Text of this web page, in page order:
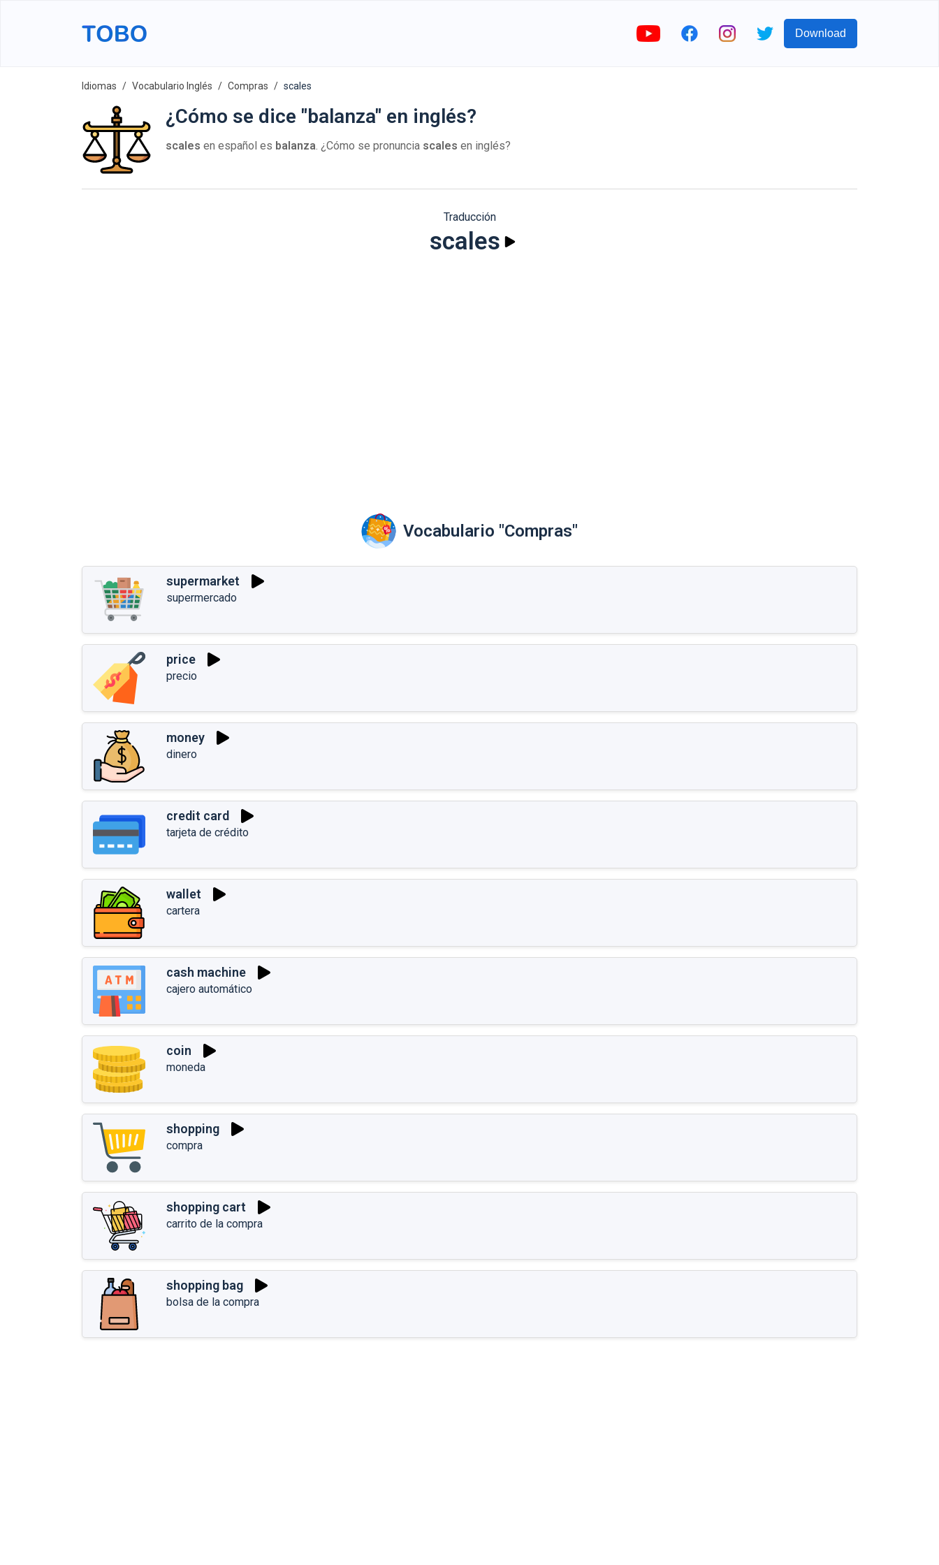
Download
Idiomas Vocabulario Inglés Compras scales
¿Cómo se dice "balanza" en inglés?
scales en español es balanza. ¿Cómo se pronuncia scales en inglés?
Traducción
scales
Vocabulario "Compras"
supermarket
supermercado
price
precio
money
dinero
credit card
tarjeta de crédito
wallet
cartera
cash machine
cajero automático
coin
moneda
shopping
compra
shopping cart
carrito de la compra
shopping bag
bolsa de la compra